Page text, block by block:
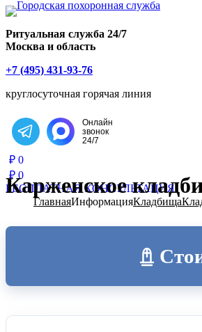
Ритуальная служба 24/7
Москва и область
+7 (495) 431-93-76
круглосуточная горячая линия
Написать в Telegram
Онлайн
звонок
24/7
₽ 0
₽ 0
БЕСПЛАТНАЯ КОНСУЛЬТАЦИЯ
ГлавнаяИнформацияКладбища
Карженское